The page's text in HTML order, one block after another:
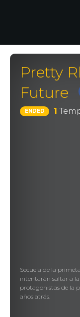
Pretty
Future
ENDED 1
Secuela de la
intentarán saltar a
protagonistas de la
años atrás.